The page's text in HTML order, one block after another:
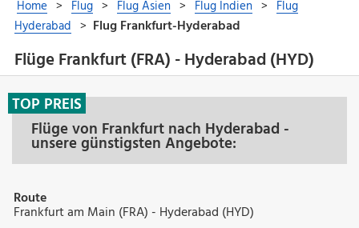
Flüge Frankfurt (FRA) - Hyderabad (HYD)
Flüge von Frankfurt nach Hyderabad -
unsere günstigsten Angebote:
TOP PREIS
Route
Frankfurt am Main (FRA) - Hyderabad (HYD)